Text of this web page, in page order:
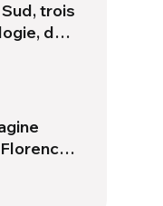
Sud, trois
de